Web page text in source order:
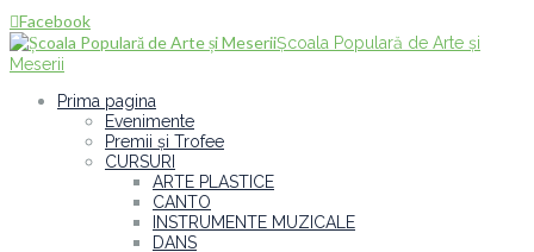
Facebook
Școala Populară de Arte și
Meserii
Prima pagina
Evenimente
Premii și Trofee
CURSURI
ARTE PLASTICE
CANTO
INSTRUMENTE MUZICALE
DANS